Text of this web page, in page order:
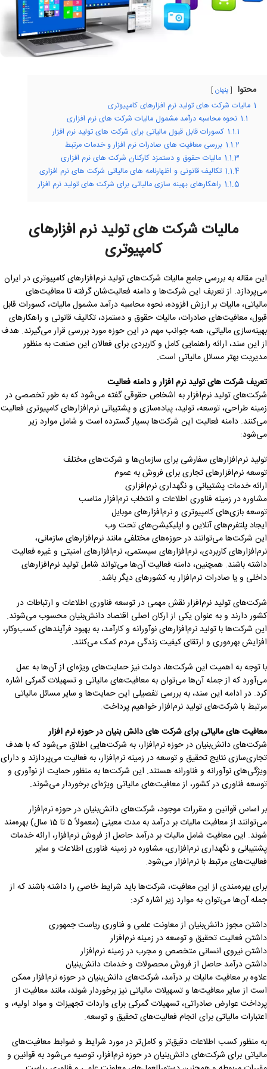
محتوا پنهان
1 مالیات شرکت های تولید نرم افزارهای کامپیوتری
1.1 نحوه محاسبه درآمد مشمول مالیات شرکت های نرم افزاری
1.1.1 کسورات قابل قبول مالیاتی برای شرکت های تولید نرم افزار
1.1.2 بررسی معافیت های صادرات نرم افزار و خدمات مرتبط
1.1.3 مالیات حقوق و دستمزد کارکنان شرکت های نرم افزاری
1.1.4 تکالیف قانونی و اظهارنامه های مالیاتی شرکت های نرم افزاری
1.1.5 راهکارهای بهینه سازی مالیاتی برای شرکت های تولید نرم افزار
مالیات شرکت های تولید نرم افزارهای
کامپیوتری
این مقاله به بررسی جامع مالیات شرکت‌های تولید نرم‌افزارهای کامپیوتری در ایران
می‌پردازد. از تعریف این شرکت‌ها و دامنه فعالیت‌شان گرفته تا معافیت‌های
مالیاتی، مالیات بر ارزش افزوده، نحوه محاسبه درآمد مشمول مالیات، کسورات قابل
قبول، معافیت‌های صادرات، مالیات حقوق و دستمزد، تکالیف قانونی و راهکارهای
بهینه‌سازی مالیاتی، همه جوانب مهم در این حوزه مورد بررسی قرار می‌گیرند. هدف
از این سند، ارائه راهنمایی کامل و کاربردی برای فعالان این صنعت به منظور
مدیریت بهتر مسائل مالیاتی است.
تعریف شرکت های تولید نرم افزار و دامنه فعالیت
شرکت‌های تولید نرم‌افزار به اشخاص حقوقی گفته می‌شود که به طور تخصصی در
زمینه طراحی، توسعه، تولید، پیاده‌سازی و پشتیبانی نرم‌افزارهای کامپیوتری فعالیت
می‌کنند. دامنه فعالیت این شرکت‌ها بسیار گسترده است و شامل موارد زیر
می‌شود:
تولید نرم‌افزارهای سفارشی برای سازمان‌ها و شرکت‌های مختلف
توسعه نرم‌افزارهای تجاری برای فروش به عموم
ارائه خدمات پشتیبانی و نگهداری نرم‌افزاری
مشاوره در زمینه فناوری اطلاعات و انتخاب نرم‌افزار مناسب
توسعه بازی‌های کامپیوتری و نرم‌افزارهای موبایل
ایجاد پلتفرم‌های آنلاین و اپلیکیشن‌های تحت وب
این شرکت‌ها می‌توانند در حوزه‌های مختلفی مانند نرم‌افزارهای سازمانی،
نرم‌افزارهای کاربردی، نرم‌افزارهای سیستمی، نرم‌افزارهای امنیتی و غیره فعالیت
داشته باشند. همچنین، دامنه فعالیت آن‌ها می‌تواند شامل تولید نرم‌افزارهای
داخلی و یا صادرات نرم‌افزار به کشورهای دیگر باشد.
شرکت‌های تولید نرم‌افزار نقش مهمی در توسعه فناوری اطلاعات و ارتباطات در
کشور دارند و به عنوان یکی از ارکان اصلی اقتصاد دانش‌بنیان محسوب می‌شوند.
این شرکت‌ها با تولید نرم‌افزارهای نوآورانه و کارآمد، به بهبود فرآیندهای کسب‌وکار،
افزایش بهره‌وری و ارتقای کیفیت زندگی مردم کمک می‌کنند.
با توجه به اهمیت این شرکت‌ها، دولت نیز حمایت‌های ویژه‌ای از آن‌ها به عمل
می‌آورد که از جمله آن‌ها می‌توان به معافیت‌های مالیاتی و تسهیلات گمرکی اشاره
کرد. در ادامه این سند، به بررسی تفصیلی این حمایت‌ها و سایر مسائل مالیاتی
مرتبط با شرکت‌های تولید نرم‌افزار خواهیم پرداخت.
معافیت های مالیاتی برای شرکت های دانش بنیان در حوزه نرم افزار
شرکت‌های دانش‌بنیان در حوزه نرم‌افزار، به شرکت‌هایی اطلاق می‌شود که با هدف
تجاری‌سازی نتایج تحقیق و توسعه در زمینه نرم‌افزار، به فعالیت می‌پردازند و دارای
ویژگی‌های نوآورانه و فناورانه هستند. این شرکت‌ها به منظور حمایت از نوآوری و
توسعه فناوری در کشور، از معافیت‌های مالیاتی ویژه‌ای برخوردار می‌شوند.
بر اساس قوانین و مقررات موجود، شرکت‌های دانش‌بنیان در حوزه نرم‌افزار
می‌توانند از معافیت مالیات بر درآمد به مدت معینی (معمولاً 5 تا 15 سال) بهره‌مند
شوند. این معافیت شامل مالیات بر درآمد حاصل از فروش نرم‌افزار، ارائه خدمات
پشتیبانی و نگهداری نرم‌افزاری، مشاوره در زمینه فناوری اطلاعات و سایر
فعالیت‌های مرتبط با نرم‌افزار می‌شود.
برای بهره‌مندی از این معافیت، شرکت‌ها باید شرایط خاصی را داشته باشند که از
جمله آن‌ها می‌توان به موارد زیر اشاره کرد:
داشتن مجوز دانش‌بنیان از معاونت علمی و فناوری ریاست جمهوری
داشتن فعالیت تحقیق و توسعه در زمینه نرم‌افزار
داشتن نیروی انسانی متخصص و مجرب در زمینه نرم‌افزار
داشتن درآمد حاصل از فروش محصولات و خدمات دانش‌بنیان
علاوه بر معافیت مالیات بر درآمد، شرکت‌های دانش‌بنیان در حوزه نرم‌افزار ممکن
است از سایر معافیت‌ها و تسهیلات مالیاتی نیز برخوردار شوند، مانند معافیت از
پرداخت عوارض صادراتی، تسهیلات گمرکی برای واردات تجهیزات و مواد اولیه، و
اعتبارات مالیاتی برای انجام فعالیت‌های تحقیق و توسعه.
به منظور کسب اطلاعات دقیق‌تر و کامل‌تر در مورد شرایط و ضوابط معافیت‌های
مالیاتی برای شرکت‌های دانش‌بنیان در حوزه نرم‌افزار، توصیه می‌شود به قوانین و